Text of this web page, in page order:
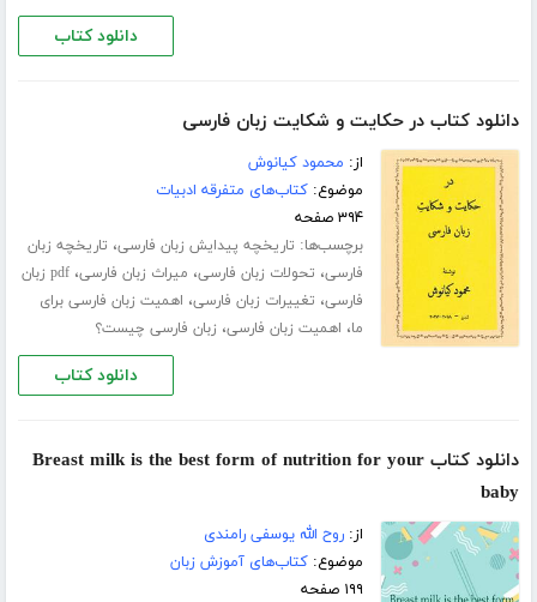
دانلود کتاب
دانلود کتاب در حکایت و شکایت زبان فارسی
از: محمود کیانوش
موضوع:کتاب‌های متفرقه ادبیات
۳۹۴ صفحه
برچسب‌ها: تاریخچه پیدایش زبان فارسی، تاریخچه زبان
فارسی، تحولات زبان فارسی، میراث زبان فارسی،
pdf زبان
فارسی، تغییرات زبان فارسی، اهمیت زبان فارسی برای
ما، اهمیت زبان فارسی، زبان فارسی چیست؟
دانلود کتاب
دانلود کتاب Breast milk is the best form of nutrition for your
baby
از:روح الله یوسفی رامندی
موضوع:کتاب‌های آموزش زبان
۱۹۹ صفحه